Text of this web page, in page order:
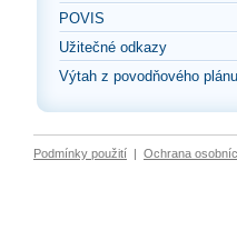
POVIS
Užitečné odkazy
Výtah z povodňového plánu
Podmínky použití | Ochrana